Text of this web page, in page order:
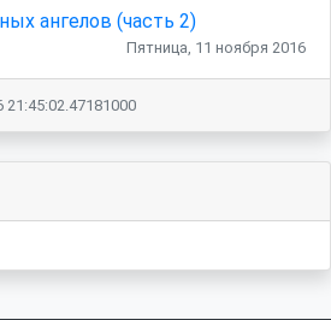
ангелов (часть 2)
Пятница, 11 ноября 2016
21:45:02.47181000